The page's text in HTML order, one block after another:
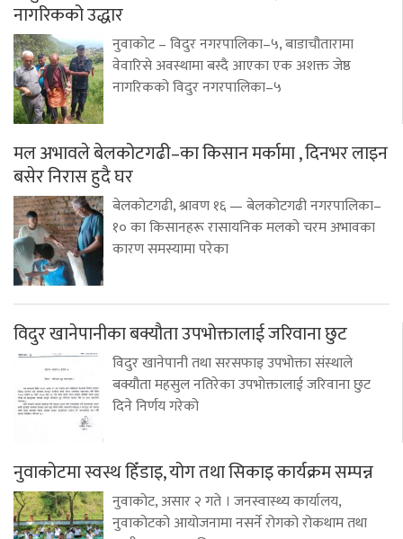
नागरिकको उद्धार
नुवाकोट – विदुर नगरपालिका–५, बाडाचौतारामा
वेवारिसे अवस्थामा बस्दै आएका एक अशक्त जेष्ठ
नागरिकको विदुर नगरपालिका–५
मल अभावले बेलकोटगढी–का किसान मर्कामा , दिनभर लाइन
बसेर निरास हुदै घर
बेलकोटगढी, श्रावण १६ — बेलकोटगढी नगरपालिका–
१० का किसानहरू रासायनिक मलको चरम अभावका
कारण समस्यामा परेका
विदुर खानेपानीका बक्यौता उपभोक्तालाई जरिवाना छुट
विदुर खानेपानी तथा सरसफाइ उपभोक्ता संस्थाले
बक्यौता महसुल नतिरेका उपभोक्तालाई जरिवाना छुट
दिने निर्णय गरेको
नुवाकोटमा स्वस्थ हिँडाइ, योग तथा सिकाइ कार्यक्रम सम्पन्न
नुवाकोट, असार २ गते । जनस्वास्थ्य कार्यालय,
नुवाकोटको आयोजनामा नसर्ने रोगको रोकथाम तथा